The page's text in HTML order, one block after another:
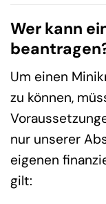
Wer kann
Um einen
zu können,
nur unserer
eigenen
gilt: